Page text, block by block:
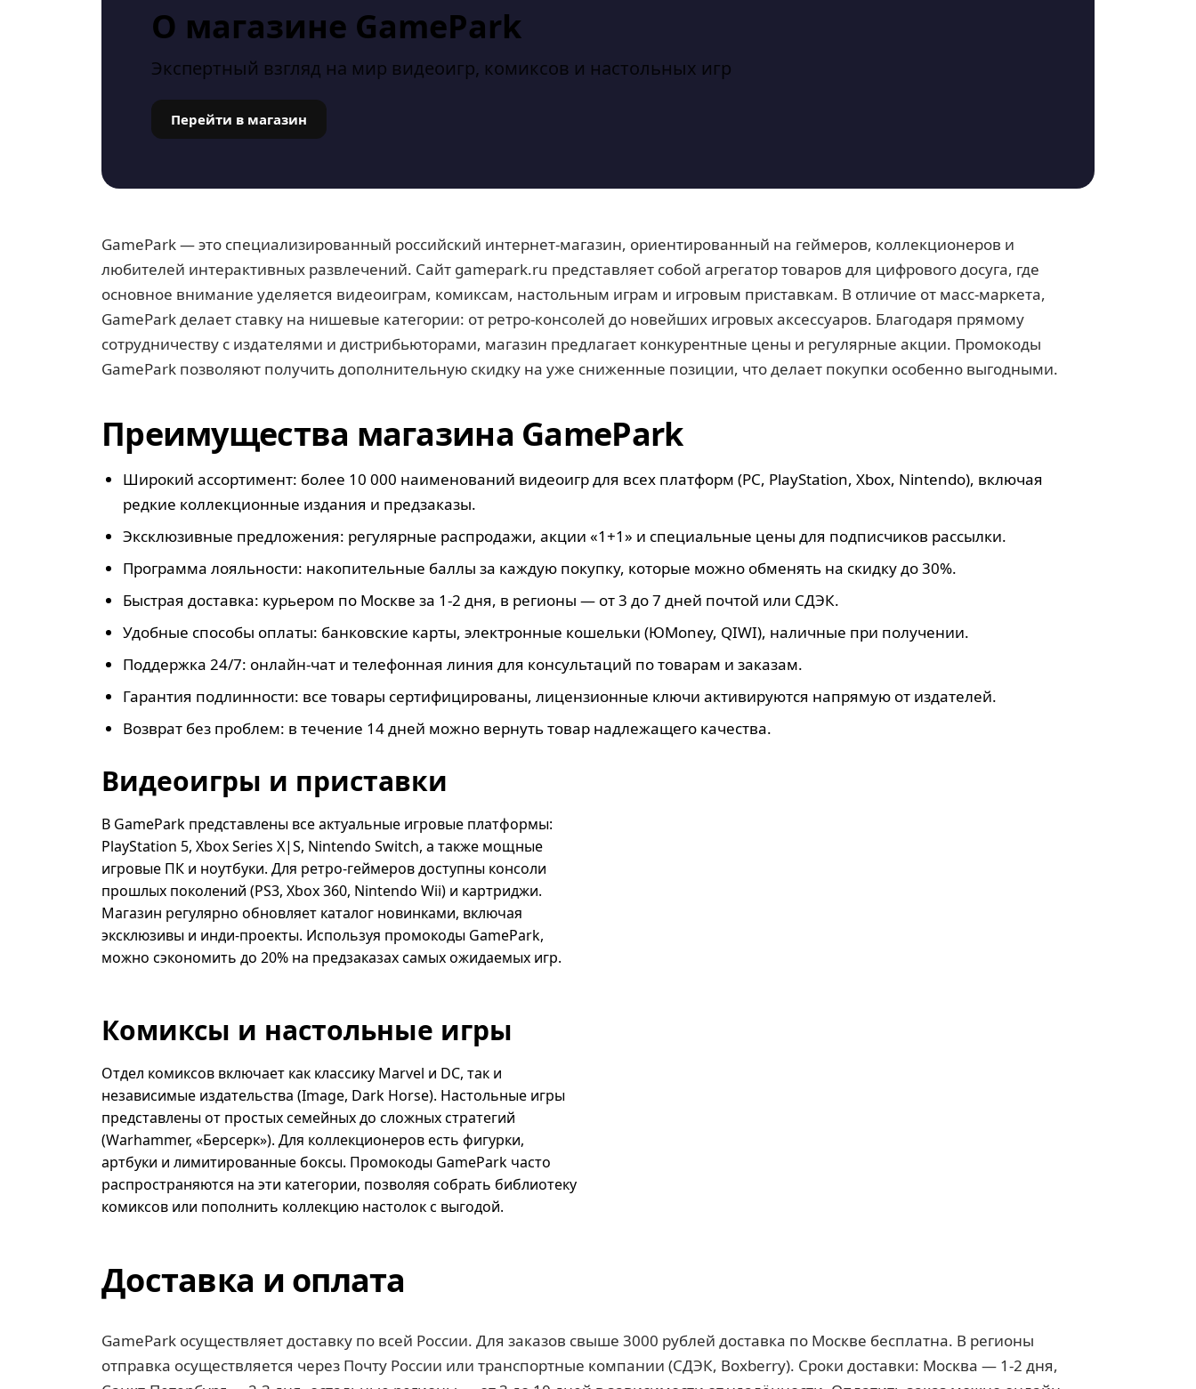
О магазине GamePark
Экспертный взгляд на мир видеоигр, комиксов и настольных игр
Перейти в магазин
GamePark — это специализированный российский интернет-магазин, ориентированный на геймеров, коллекционеров и
любителей интерактивных развлечений. Сайт gamepark.ru представляет собой агрегатор товаров для цифрового досуга, где
основное внимание уделяется видеоиграм, комиксам, настольным играм и игровым приставкам. В отличие от масс-маркета,
GamePark делает ставку на нишевые категории: от ретро-консолей до новейших игровых аксессуаров. Благодаря прямому
сотрудничеству с издателями и дистрибьюторами, магазин предлагает конкурентные цены и регулярные акции. Промокоды
GamePark позволяют получить дополнительную скидку на уже сниженные позиции, что делает покупки особенно выгодными.
Преимущества магазина GamePark
Широкий ассортимент: более 10 000 наименований видеоигр для всех платформ (PC, PlayStation, Xbox, Nintendo), включая
редкие коллекционные издания и предзаказы.
Эксклюзивные предложения: регулярные распродажи, акции «1+1» и специальные цены для подписчиков рассылки.
Программа лояльности: накопительные баллы за каждую покупку, которые можно обменять на скидку до 30%.
Быстрая доставка: курьером по Москве за 1-2 дня, в регионы — от 3 до 7 дней почтой или СДЭК.
Удобные способы оплаты: банковские карты, электронные кошельки (ЮMoney, QIWI), наличные при получении.
Поддержка 24/7: онлайн-чат и телефонная линия для консультаций по товарам и заказам.
Гарантия подлинности: все товары сертифицированы, лицензионные ключи активируются напрямую от издателей.
Возврат без проблем: в течение 14 дней можно вернуть товар надлежащего качества.
Видеоигры и приставки
В GamePark представлены все актуальные игровые платформы:
PlayStation 5, Xbox Series X|S, Nintendo Switch, а также мощные
игровые ПК и ноутбуки. Для ретро-геймеров доступны консоли
прошлых поколений (PS3, Xbox 360, Nintendo Wii) и картриджи.
Магазин регулярно обновляет каталог новинками, включая
эксклюзивы и инди-проекты. Используя промокоды GamePark,
можно сэкономить до 20% на предзаказах самых ожидаемых игр.
Комиксы и настольные игры
Отдел комиксов включает как классику Marvel и DC, так и
независимые издательства (Image, Dark Horse). Настольные игры
представлены от простых семейных до сложных стратегий
(Warhammer, «Берсерк»). Для коллекционеров есть фигурки,
артбуки и лимитированные боксы. Промокоды GamePark часто
распространяются на эти категории, позволяя собрать библиотеку
комиксов или пополнить коллекцию настолок с выгодой.
Доставка и оплата
GamePark осуществляет доставку по всей России. Для заказов свыше 3000 рублей доставка по Москве бесплатна. В регионы
отправка осуществляется через Почту России или транспортные компании (СДЭК, Boxberry). Сроки доставки: Москва — 1-2 дня,